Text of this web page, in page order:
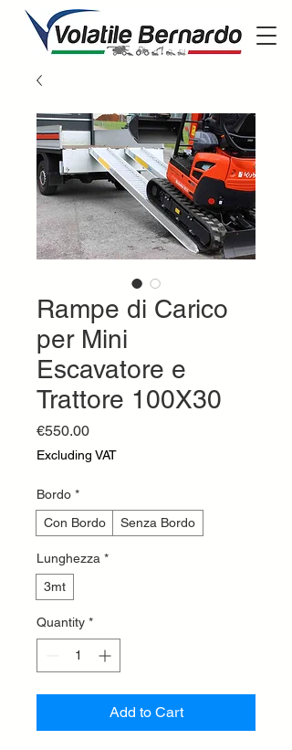
Rampe di Carico
per Mini
Escavatore e
Trattore 100X30
€550.00Price
Excluding VAT
Bordo *
Con Bordo
Senza Bordo
Lunghezza *
3mt
Quantity *
Add to Cart